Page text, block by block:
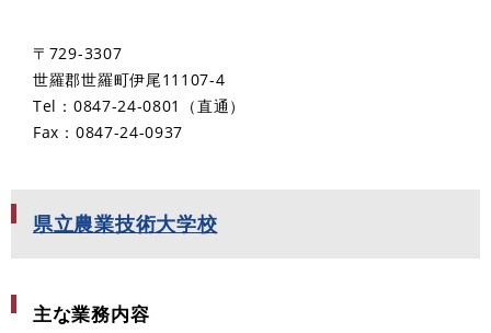
〒729-3307
世羅郡世羅町伊尾11107-4
Tel：0847-24-0801
直通
Fax：0847-24-0937
県立農業技術大学校
主な業務内容